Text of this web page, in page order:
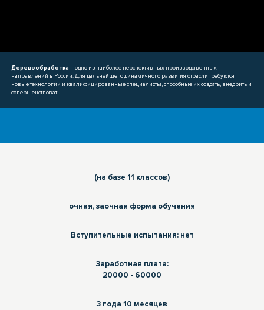
Деревообработка – одно из наиболее перспективных производственных
направлений в России. Для дальнейшего динамичного развития отрасли требуются
новые технологии и квалифицированные специалисты, способные их создать, внедрить и
совершенствовать
(на базе 11 классов)
очная, заочная форма обучения
Вступительные испытания: нет
Заработная плата:
20000 - 60000
3 года 10 месяцев